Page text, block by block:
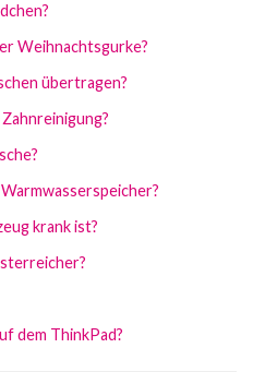
Weihnachtsgurke?
übertragen?
krank ist?
dem ThinkPad?